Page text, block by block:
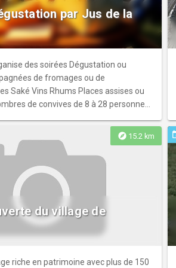
par Jus de la
des soirées Dégustation ou
de fromages ou de
Saké Vins Rhums Places assises ou
de convives de 8 à 28 personnes
explore 15.2 km
du village de
riche en patrimoine avec plus de 150